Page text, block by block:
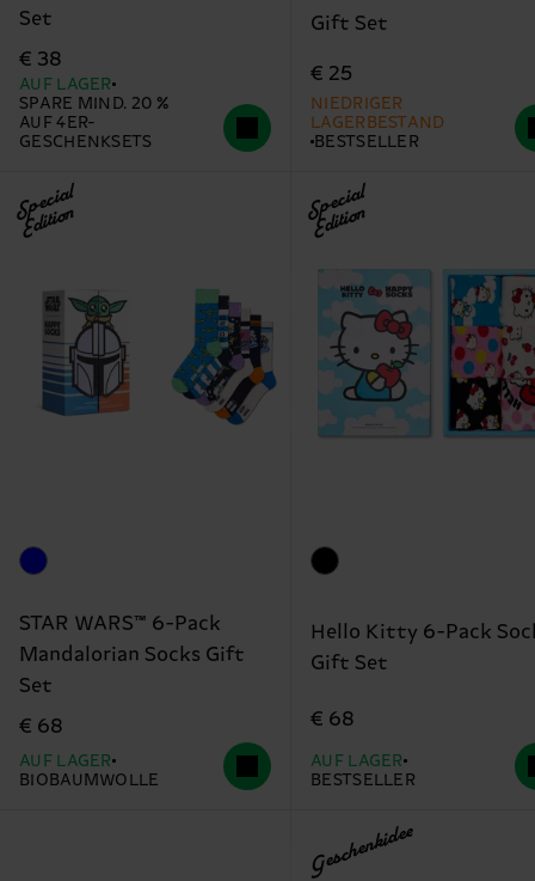
Set
€ 38
AUF LAGER
SPARE MIND. 20 %
AUF 4ER-
GESCHENKSETS
Gift Set
€ 25
NIEDRIGER
LAGERBESTAND
BESTSELLER
Special
Edition
STAR WARS™ 6-Pack
Mandalorian Socks Gift
Set
€ 68
AUF LAGER
BIOBAUMWOLLE
Special
Edition
Hello Kitty 6-Pack
Gift Set
€ 68
AUF LAGER
BESTSELLER
Geschenkidee